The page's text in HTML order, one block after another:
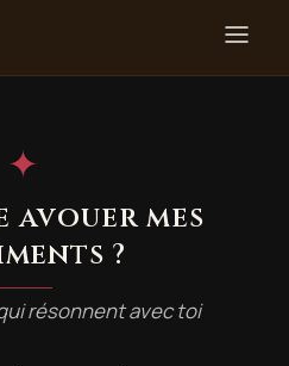
✦
avouer mes
?
résonnent avec toi